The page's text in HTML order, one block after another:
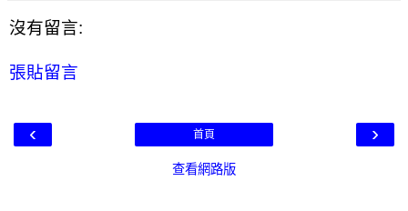
沒有留言:
張貼留言
‹ ›
首頁
查看網路版